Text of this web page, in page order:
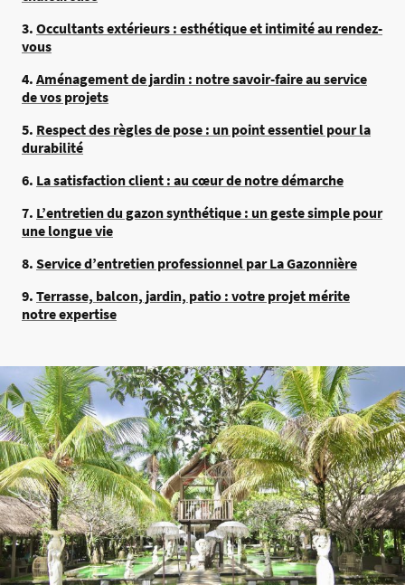
3. Occultants extérieurs : esthétique et intimité au rendez-
vous
4. Aménagement de jardin : notre savoir-faire au service
de vos projets
5. Respect des règles de pose : un point essentiel pour la
durabilité
6. La satisfaction client : au cœur de notre démarche
7. L’entretien du gazon synthétique : un geste simple pour
une longue vie
8. Service d’entretien professionnel par La Gazonnière
9. Terrasse, balcon, jardin, patio : votre projet mérite
notre expertise